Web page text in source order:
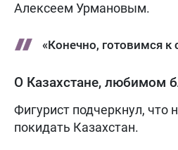
Алексеем Урмановым.
«Конечно, готовимся к
О Казахстане, любимом
Фигурист подчеркнул, что
покидать Казахстан.